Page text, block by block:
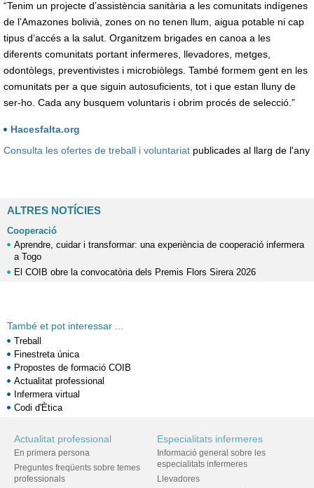
“Tenim un projecte d’assistència sanitària a les comunitats indígenes
de l’Amazones bolivià, zones on no tenen llum, aigua potable ni cap
tipus d’accés a la salut. Organitzem brigades en canoa a les
diferents comunitats portant infermeres, llevadores, metges,
odontòlegs, preventivistes i microbiòlegs. També formem gent en les
comunitats per a que siguin autosuficients, tot i que estan lluny de
ser-ho. Cada any busquem voluntaris i obrim procés de selecció.”
Hacesfalta.org
Consulta les ofertes de treball i voluntariat publicades al llarg de l'any
ALTRES NOTÍCIES
Cooperació
Aprendre, cuidar i transformar: una experiència de cooperació infermera
a Togo
El COIB obre la convocatòria dels Premis Flors Sirera 2026
També et pot interessar ...
Treball
Finestreta única
Propostes de formació COIB
Actualitat professional
Infermera virtual
Codi d'Ètica
Actualitat professional
En primera persona
Preguntes freqüents sobre temes
professionals
Especialitats infermeres
Informació general sobre les
especialitats infermeres
Llevadores